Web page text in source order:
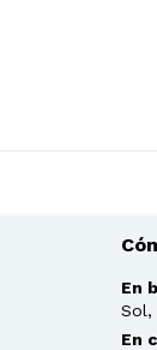
En
Sol,
En